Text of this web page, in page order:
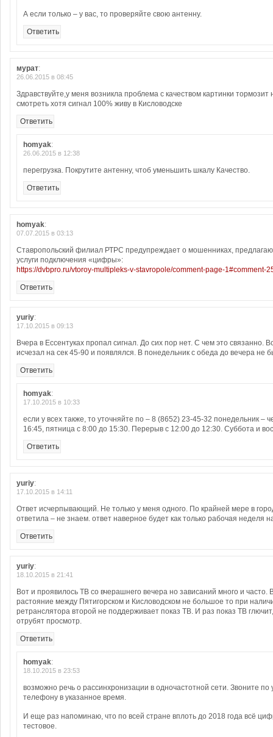
А если только – у вас, то проверяйте свою антенну.
Ответить
мурат:
26.06.2015 в 08:45
Здравствуйте,у меня возникла проблема с качеством картинки тормозит
смотреть хотя сигнал 100% живу в Кисловодске
Ответить
homyak:
26.06.2015 в 12:38
перегрузка. Покрутите антенну, чтоб уменьшить шкалу Качество.
Ответить
homyak:
07.07.2015 в 03:13
Ставропольский филиал РТРС предупреждает о мошенниках,
услуги подключения «цифры»:
https://dvbpro.ru/vtoroy-multipleks-v-stavropole/comment-page-1#comment-
Ответить
yuriy:
17.10.2015 в 09:13
Вчера в Ессентуках пропал сигнал. До сих пор нет. С чем это связанно.
исчезал на сек 45-90 и появлялся. В понедельник с обеда до вечера не
Ответить
homyak:
17.10.2015 в 10:33
если у всех также, то уточняйте по – 8 (8652) 23-45-32 понедельник –
16:45, пятница с 8:00 до 15:30. Перерыв с 12:00 до 12:30. Суббота и
Ответить
yuriy:
17.10.2015 в 14:11
Ответ исчерпывающий. Не только у меня одного. По крайней мере в
ответила – не знаем. ответ наверное будет как только рабочая неделя
Ответить
yuriy:
18.10.2015 в 21:41
Вот и проявилось ТВ со вчерашнего вечера но зависаний много и часто.
растояние между Пятигорском и Кисловодском не большое то при
ретранслятора второй не поддерживает показ ТВ. И раз показ ТВ
отрубят просмотр.
Ответить
homyak:
18.10.2015 в 23:53
возможно речь о рассинхронизации в одночастотной сети. Звоните по
телефону в указанное время.
И еще раз напоминаю, что по всей стране вплоть до 2018 года всё
тестовое.